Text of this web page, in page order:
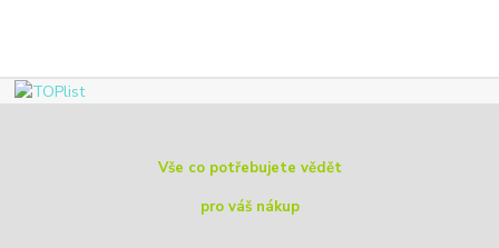
Vše co potřebujete vědět
pro váš nákup